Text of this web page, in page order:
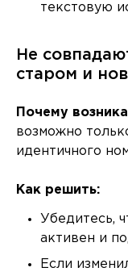
текстовую
Не
старом и
Почему
возможно
идентичного
Как решить:
Убедитесь,
активен и
Если